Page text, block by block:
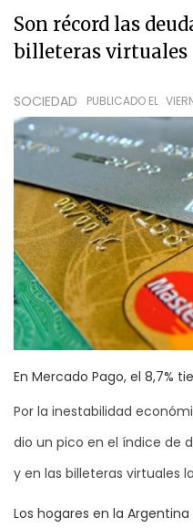
Son récord las
billeteras virtuales
SOCIEDAD PUBLICADO EL
En Mercado Pago, el 8,7%
Por la inestabilidad
dio un pico en el índice de
y en las billeteras virtuales
Los hogares en la